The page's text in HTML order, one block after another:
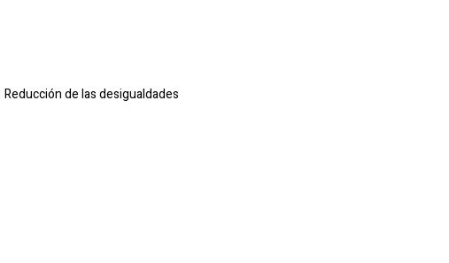
Reducción de las desigualdades